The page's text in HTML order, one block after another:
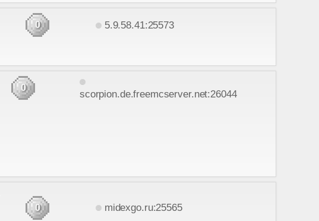
0 5.9.58.41:25573
0
scorpion.de.freemcserver.net:26044
0 midexgo.ru:25565